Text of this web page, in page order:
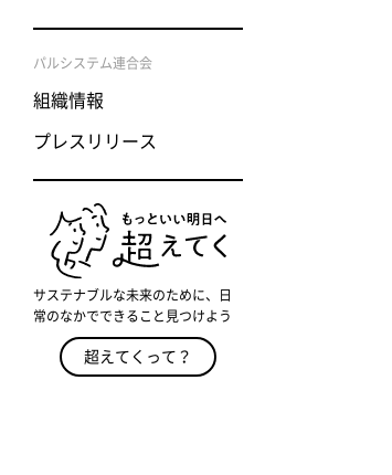
パルシステム連合会
組織情報
プレスリリース
サステナブルな未来のために、日
常のなかでできること見つけよう
超えてくって？